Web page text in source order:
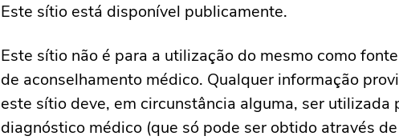
Este sítio está disponível publicamente.
Este sítio não é para a utilização do mesmo como
de aconselhamento médico. Qualquer informação
este sítio deve, em circunstância alguma, ser utilizada
diagnóstico médico (que só pode ser obtido através